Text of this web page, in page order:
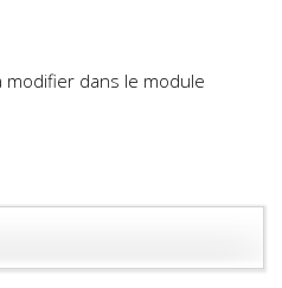
modifier dans le module